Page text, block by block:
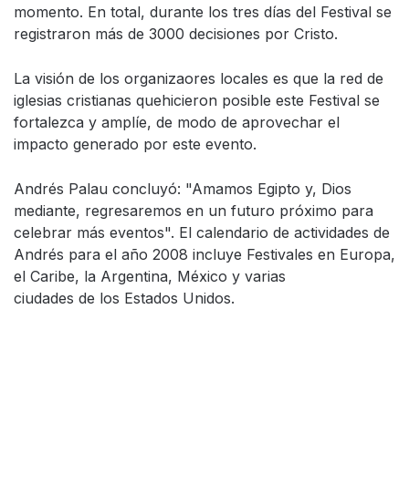
momento. En total, durante los tres días del Festival se
registraron más de 3000 decisiones por Cristo.
La visión de los organizaores locales es que la red de
iglesias cristianas quehicieron posible este Festival se
fortalezca y amplíe, de modo de aprovechar el
impacto generado por este evento.
Andrés Palau concluyó: "Amamos Egipto y, Dios
mediante, regresaremos en un futuro próximo para
celebrar más eventos". El calendario de actividades de
Andrés para el año 2008 incluye Festivales en Europa,
el Caribe, la Argentina, México y varias
ciudades de los Estados Unidos.